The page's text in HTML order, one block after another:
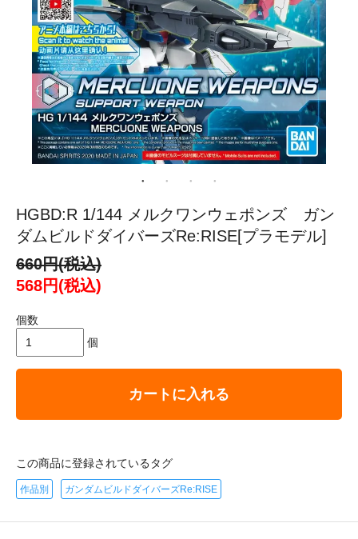
HGBD:R 1/144 メルクワンウェポンズ ガン
ダムビルドダイバーズRe:RISE[プラモデル]
660円(税込)
568円(税込)
個数
個
カートに入れる
この商品に登録されているタグ
作品別 ガンダムビルドダイバーズRe:RISE